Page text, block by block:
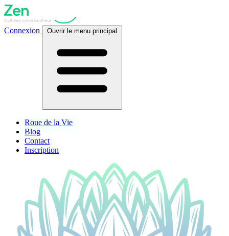
Connexion Ouvrir le menu principal
Roue de la Vie
Blog
Contact
Inscription